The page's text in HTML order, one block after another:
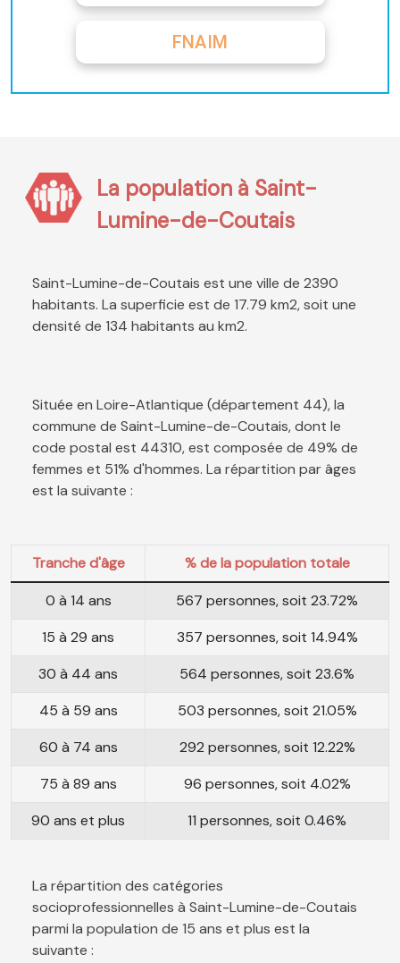
FNAIM
La population à Saint-
Lumine-de-Coutais
Saint-Lumine-de-Coutais est une ville de 2390
habitants. La superficie est de 17.79 km2, soit une
densité de 134 habitants au km2.
Située en Loire-Atlantique (département 44), la
commune de Saint-Lumine-de-Coutais, dont le
code postal est 44310, est composée de 49% de
femmes et 51% d'hommes. La répartition par âges
est la suivante :
Tranche d'âge
% de la population totale
0 à 14 ans
567 personnes, soit 23.72%
15 à 29 ans
357 personnes, soit 14.94%
30 à 44 ans
564 personnes, soit 23.6%
45 à 59 ans
503 personnes, soit 21.05%
60 à 74 ans
292 personnes, soit 12.22%
75 à 89 ans
96 personnes, soit 4.02%
90 ans et plus
11 personnes, soit 0.46%
La répartition des catégories
socioprofessionnelles à Saint-Lumine-de-Coutais
parmi la population de 15 ans et plus est la
suivante :